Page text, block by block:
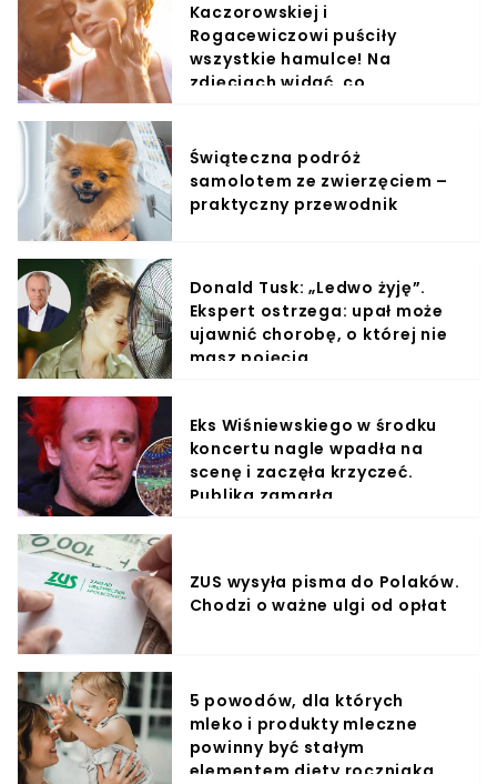
Kaczorowskiej i
Rogacewiczowi puściły
wszystkie hamulce! Na
zdjęciach widać, co
Świąteczna podróż
samolotem ze zwierzęciem –
praktyczny przewodnik
Donald Tusk: „Ledwo żyję”.
Ekspert ostrzega: upał może
ujawnić chorobę, o której nie
masz pojęcia
Eks Wiśniewskiego w środku
koncertu nagle wpadła na
scenę i zaczęła krzyczeć.
Publika zamarła
ZUS wysyła pisma do Polaków.
Chodzi o ważne ulgi od opłat
5 powodów, dla których
mleko i produkty mleczne
powinny być stałym
elementem diety roczniaka